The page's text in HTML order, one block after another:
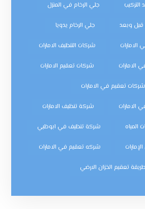
التركيب جلي الرخام في المنزل
قبل وبعد جلي الرخام يدويا
شركات التنظيف الامارات
الامارات شركات تعقيم الامارات
شركات تعقيم في الامارات
الامارات شركة تنظيف الامارات
المياه شركة تنظيف في ابوظبي
شركه تعقيم في الامارات
طريقة تعقيم الخزان الارضي